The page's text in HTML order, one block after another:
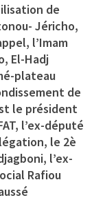
de
Jéricho,
l’Imam
El-Hadj
plateau
de
le président
l’ex-député
le 2è
l’ex-
Rafiou